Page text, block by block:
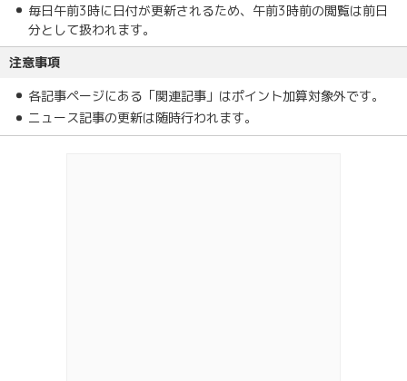
毎日午前3時に日付が更新されるため、午前3時前の閲覧は前日
分として扱われます。
注意事項
各記事ページにある「関連記事」はポイント加算対象外です。
ニュース記事の更新は随時行われます。